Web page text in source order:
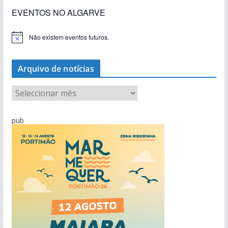
EVENTOS NO ALGARVE
Não existem eventos futuros.
Arquivo de notícias
r
q
e
pub